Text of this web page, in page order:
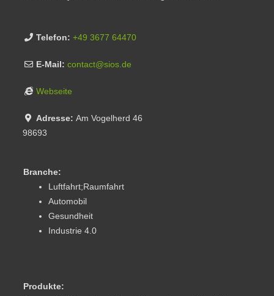
Telefon:+49 3677 64470
E-Mail:contact@sios.de
Webseite
Adresse:Am Vogelherd 46
98693
Branche:
Luftfahrt;Raumfahrt
Automobil
Gesundheit
Industrie 4.0
Produkte: